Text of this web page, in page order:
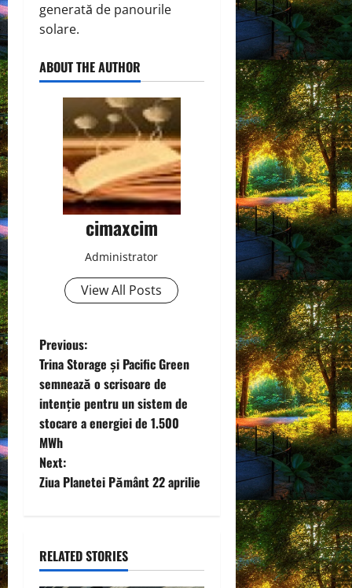
generată de panourile
solare.
ABOUT THE AUTHOR
cimaxcim
Administrator
View All Posts
P
o
s
t
n
v
Previous:
Trina Storage și Pacific Green
semnează o scrisoare de
intenție pentru un sistem de
stocare a energiei de 1.500
MWh
Next:
Ziua Planetei Pământ 22 aprilie
RELATED STORIES